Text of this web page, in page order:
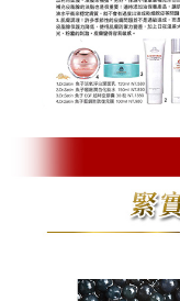
免運費
貨到付款
每筆NT$120，滿